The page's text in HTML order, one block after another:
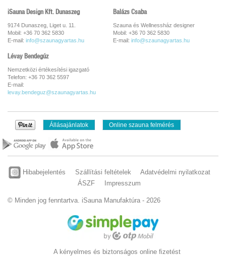
iSauna Design Kft. Dunaszeg
9174 Dunaszeg, Liget u. 11.
Mobil: +36 70 362 5830
E-mail: info@szaunagyartas.hu
Balázs Csaba
Szauna és Wellnessház designer
Mobil: +36 70 362 5830
E-mail: info@szaunagyartas.hu
Lévay Bendegúz
Nemzetközi értékesítési igazgató
Telefon: +36 70 362 5597
E-mail:
levay.bendeguz@szaunagyartas.hu
Állásajánlatok Online szauna felmérés
Hibabejelentés Szállítási feltételek
Adatvédelmi nyilatkozat
ÁSZF
Impresszum
© Minden jog fenntartva. iSauna Manufaktúra - 2026
A kényelmes és biztonságos online ﬁzetést